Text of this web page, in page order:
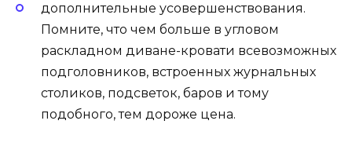
дополнительные усовершенствования.
Помните, что чем больше в угловом
раскладном диване-кровати всевозможных
подголовников, встроенных журнальных
столиков, подсветок, баров и тому
подобного, тем дороже цена.